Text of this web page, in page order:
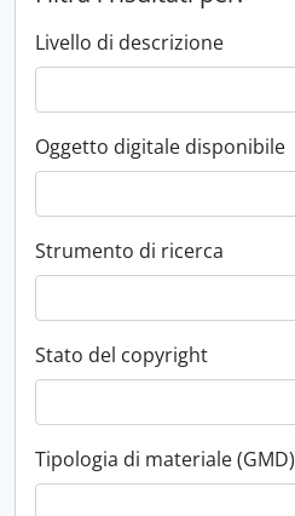
Livello di descrizione
Oggetto digitale disponibile
Strumento di ricerca
Stato del copyright
Tipologia di materiale (GMD)